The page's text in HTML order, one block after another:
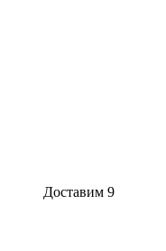
Доставим 9